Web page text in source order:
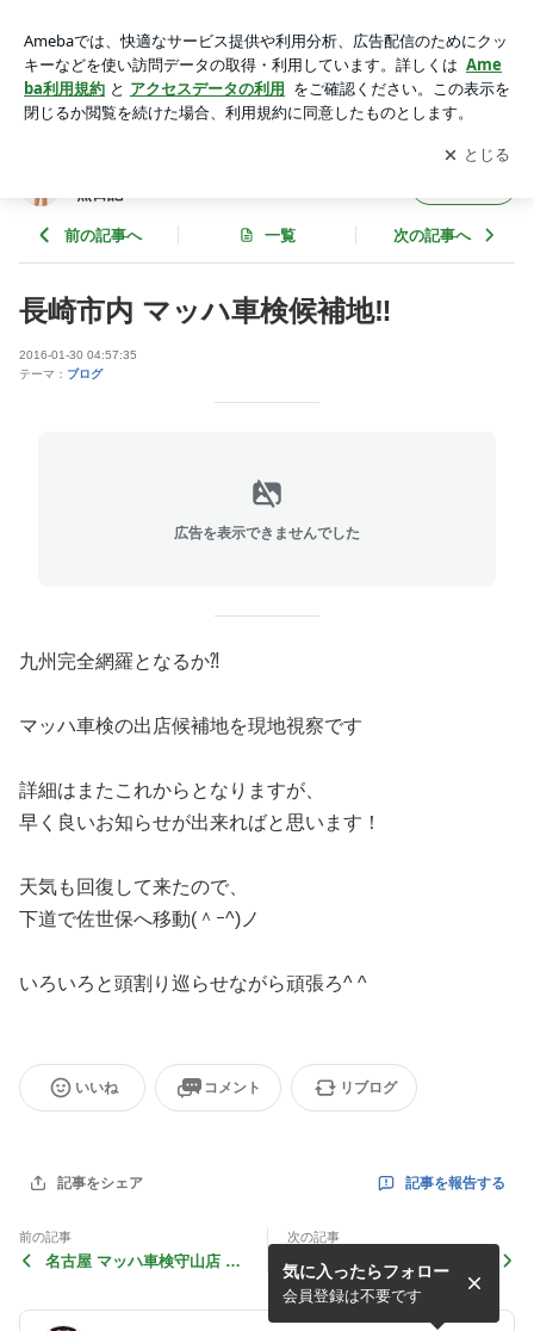
イザー南の徒然日記
アプリをダウンロードして ブログの更新通知
を受け取りまし
ょう。
開く
然日記
前の記事へ 一覧 次の記事へ
長崎市内 マッハ車検候補地‼︎
2016-01-30 04:57:35
テーマ： ブログ
広告を表示できませんでした
九州完全網羅となるか⁈
マッハ車検の出店候補地を現地視察です
詳細はまたこれからとなりますが、
早く良いお知らせが出来ればと思います！
天気も回復して来たので、
下道で佐世保へ移動(＾ｰ^)ノ
いろいろと頭割り巡らせながら頑張ろ^ ^
いいね コメント リブログ
記事をシェア 記事を報告する
前の記事
名古屋 マッハ車検守山店 絶
次の記事
2016年1月‼︎早くも車検台数
大台か⁈
気に入ったらフォロー
会員登録は不要です